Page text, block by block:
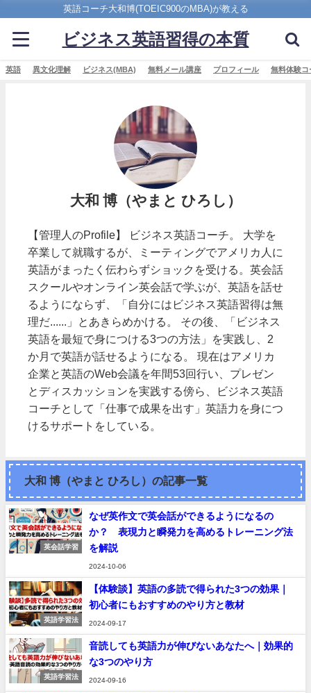
英語コーチ大和博(TOEIC900のMBA)が教える
ビジネス英語習得の本質
英語 異文化理解 ビジネス(MBA) 無料メール講座 プロフィール 無料体験コ
大和 博（やまと ひろし）
【管理人のProfile】 ビジネス英語コーチ。 大学を
卒業して就職するが、ミーティングでアメリカ人に
英語がまったく伝わらずショックを受ける。英会話
スクールやオンライン英会話で学ぶが、英語を話せ
るようにならず、「自分にはビジネス英語習得は無
理だ......」とあきらめかける。 その後、「ビジネス
英語を最短で身につける3つの方法」を実践し、2
か月で英語が話せるようになる。 現在はアメリカ
企業と英語のWeb会議を年間53回行い、プレゼン
とディスカッションを実践する傍ら、ビジネス英語
コーチとして「仕事で成果を出す」英語力を身につ
けるサポートをしている。
大和 博（やまと ひろし）の記事一覧
英会話学習
なぜ英作文で英会話ができるようになるの
か？ 表現力と瞬発力を高めるトレーニング法
を解説
2024-10-06
英語学習法
【体験談】英語の多読で得られた3つの効果｜
初心者にもおすすめのやり方と教材
2024-09-17
英語学習法
音読しても英語力が伸びないあなたへ｜効果的
な3つのやり方
2024-09-16